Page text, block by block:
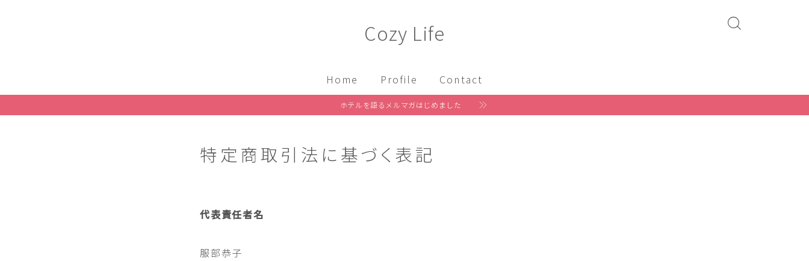
Cozy Life
Home Profile Contact
ホテルを語るメルマガはじめました
特定商取引法に基づく表記
代表責任者名
服部恭子